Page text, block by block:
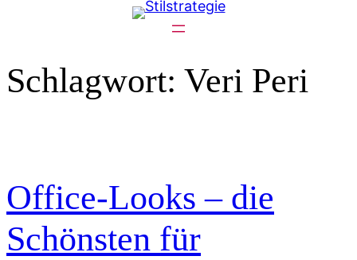
Schlagwort: Veri Peri
Office-Looks – die
Schönsten für